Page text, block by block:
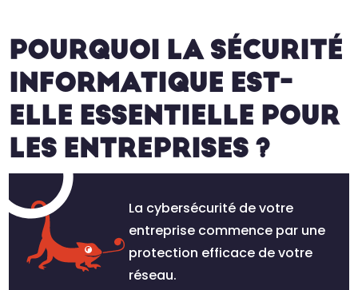
POURQUOI LA SÉCURITÉ
INFORMATIQUE EST-
ELLE ESSENTIELLE POUR
LES ENTREPRISES ?
La cybersécurité de votre
entreprise commence par une
protection efficace de votre
réseau.